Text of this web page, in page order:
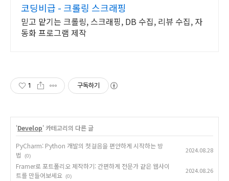
코딩비급 - 크롤링 스크래핑
믿고 맡기는 크롤링, 스크래핑, DB 수집, 리뷰 수집, 자
동화 프로그램 제작
1 구독하기
'Develop' 카테고리의 다른 글
PyCharm: Python 개발의 첫걸음을 편안하게 시작하는 방
법
(0)
2024.08.28
Framer로 포트폴리오 제작하기: 간편하게 전문가 같은 웹사이
트를 만들어보세요 (0)
2024.08.26